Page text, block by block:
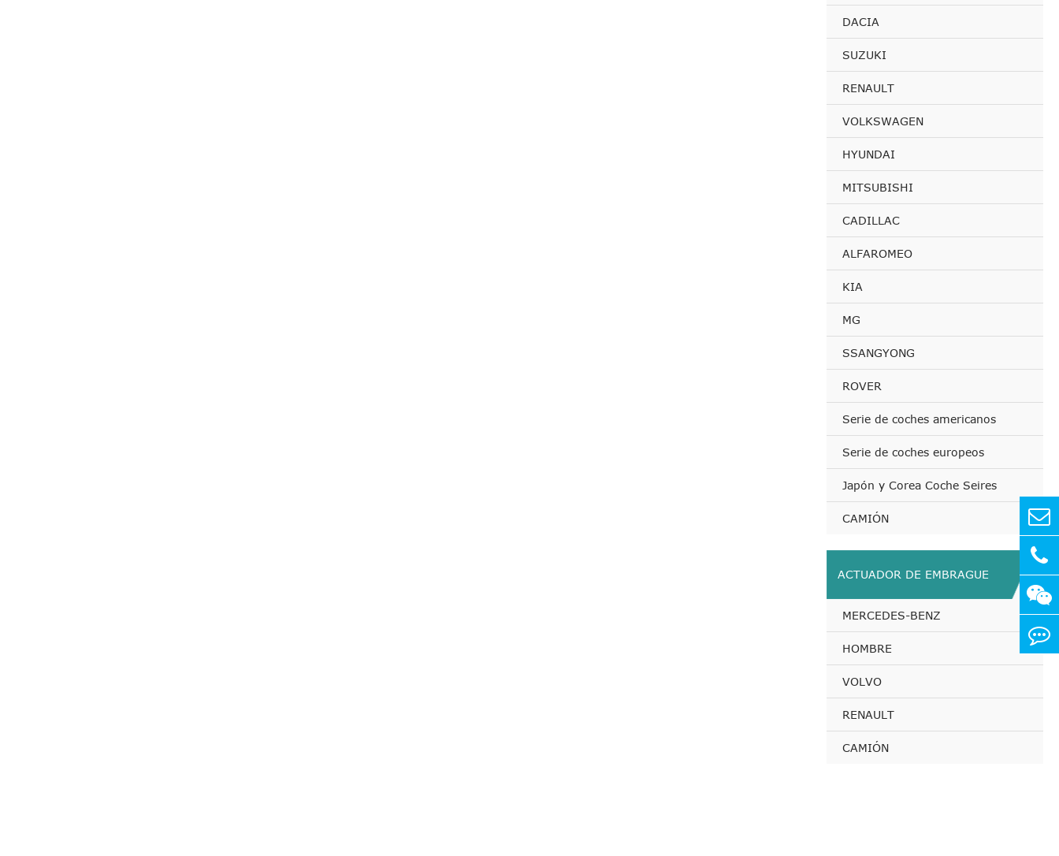
DACIA
SUZUKI
RENAULT
VOLKSWAGEN
HYUNDAI
MITSUBISHI
CADILLAC
ALFAROMEO
KIA
MG
SSANGYONG
ROVER
Serie de coches americanos
Serie de coches europeos
Japón y Corea Coche Seires
CAMIÓN
ACTUADOR DE EMBRAGUE
MERCEDES-BENZ
HOMBRE
VOLVO
RENAULT
CAMIÓN